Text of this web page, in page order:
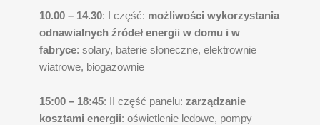
10.00 – 14.30: I część: możliwości wykorzystania
odnawialnych źródeł energii w domu i w
fabryce: solary, baterie słoneczne, elektrownie
wiatrowe, biogazownie
15:00 – 18:45: II część panelu:zarządzanie
kosztami energii: oświetlenie ledowe, pompy